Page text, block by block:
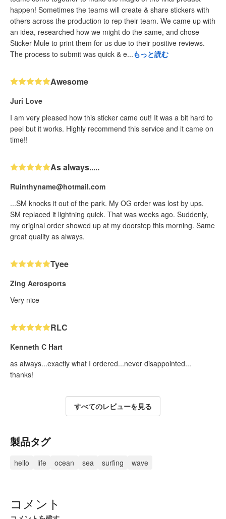
happen! Sometimes the teams will create & share stickers with
others across the production to rep their team. We came up with
an idea, researched how we might do the same, and chose
Sticker Mule to print them for us due to their positive reviews.
The process to submit was quick & e...もっと読む
Awesome
Juri Love
I am very pleased how this sticker came out! It was a bit hard to
peel but it works. Highly recommend this service and it came on
time!!
As always.....
Ruinthyname@hotmail.com
...SM knocks it out of the park. My OG order was lost by ups.
SM replaced it lightning quick. That was weeks ago. Suddenly,
my original order showed up at my doorstep this morning. Same
great quality as always.
Tyee
Zing Aerosports
Very nice
RLC
Kenneth C Hart
as always...exactly what I ordered...never disappointed...
thanks!
すべてのレビューを見る
製品タグ
hello life ocean sea surfing wave
コメント